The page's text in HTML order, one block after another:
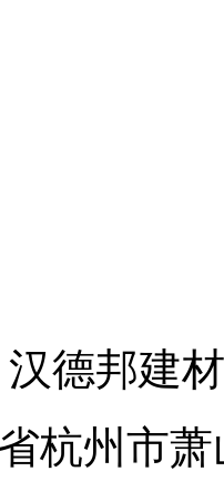
德邦建
杭州市